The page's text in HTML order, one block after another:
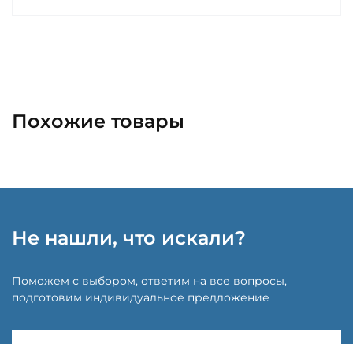
Похожие товары
Не нашли, что искали?
Поможем с выбором, ответим на все вопросы,
подготовим индивидуальное предложение